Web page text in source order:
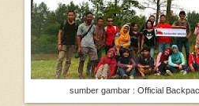
sumber gambar : Official